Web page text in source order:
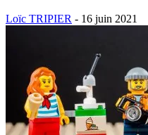
Loïc TRIPIER - 16 juin 2021